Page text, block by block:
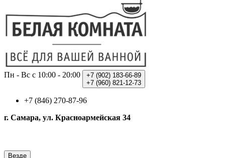
Пн - Вс с 10:00 - 20:00 +7 (902) 183-66-89
+7 (960) 821-12-73
+7 (846) 270-87-96
г. Самара, ул. Красноармейская 34
Везде